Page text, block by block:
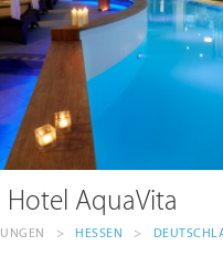
Hotel AquaVita
> HESSEN >